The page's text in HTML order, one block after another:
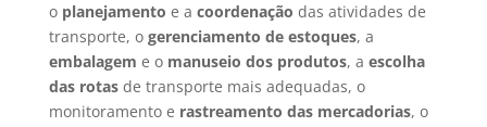
o planejamento e a coordenação das atividades de
transporte, o gerenciamento de estoques, a
embalagem e o manuseio dos produtos, a escolha
das rotas de transporte mais adequadas, o
monitoramento e rastreamento das mercadorias, o